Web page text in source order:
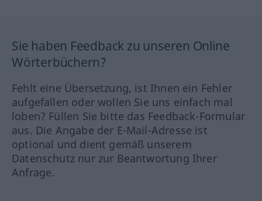
Sie haben Feedback zu unseren Online
Wörterbüchern?
Fehlt eine Übersetzung, ist Ihnen ein Fehler
aufgefallen oder wollen Sie uns einfach mal
loben? Füllen Sie bitte das Feedback-Formular
aus. Die Angabe der E-Mail-Adresse ist
optional und dient gemäß unserem
Datenschutz nur zur Beantwortung Ihrer
Anfrage.